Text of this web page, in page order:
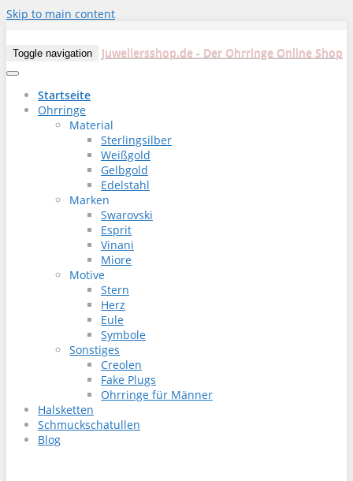
Skip to main content
Toggle navigation Juweliersshop.de - Der Ohrringe Online Shop
Startseite
Ohrringe
Material
Sterlingsilber
Weißgold
Gelbgold
Edelstahl
Marken
Swarovski
Esprit
Vinani
Miore
Motive
Stern
Herz
Eule
Symbole
Sonstiges
Creolen
Fake Plugs
Ohrringe für Männer
Halsketten
Schmuckschatullen
Blog